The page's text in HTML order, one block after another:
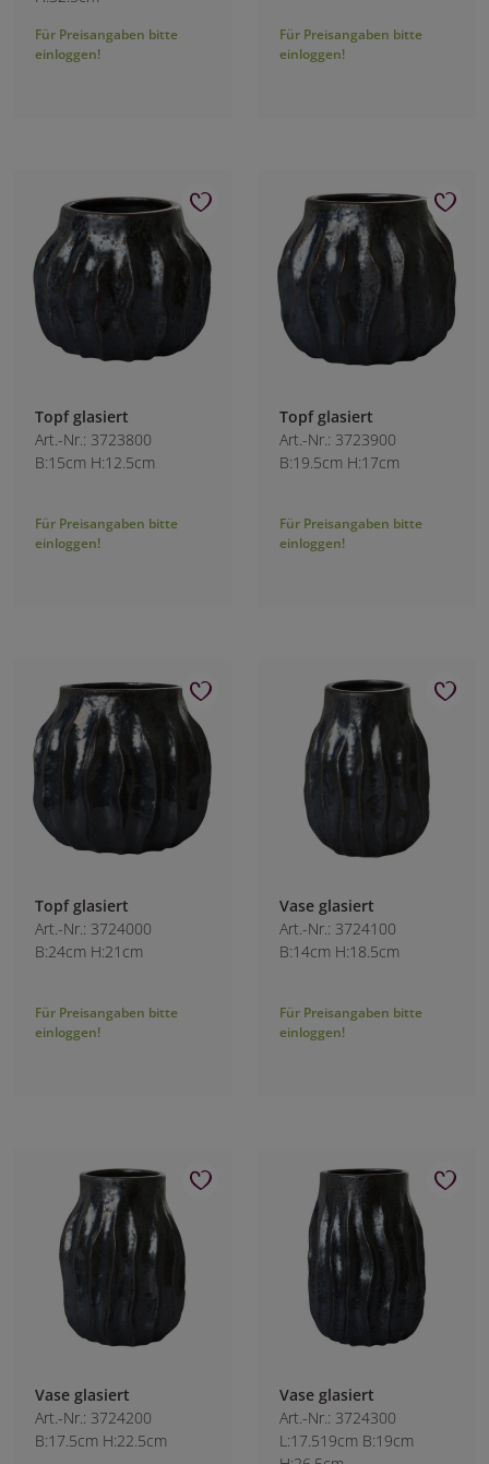
Für Preisangaben bitte
einloggen!
Für Preisangaben bitte
einloggen!
Topf glasiert
Art.-Nr.: 3723800
B:15cm H:12.5cm
Für Preisangaben bitte
einloggen!
Topf glasiert
Art.-Nr.: 3723900
B:19.5cm H:17cm
Für Preisangaben bitte
einloggen!
Topf glasiert
Art.-Nr.: 3724000
B:24cm H:21cm
Für Preisangaben bitte
einloggen!
Vase glasiert
Art.-Nr.: 3724100
B:14cm H:18.5cm
Für Preisangaben bitte
einloggen!
Vase glasiert
Art.-Nr.: 3724200
B:17.5cm H:22.5cm
Vase glasiert
Art.-Nr.: 3724300
L:17.519cm B:19cm